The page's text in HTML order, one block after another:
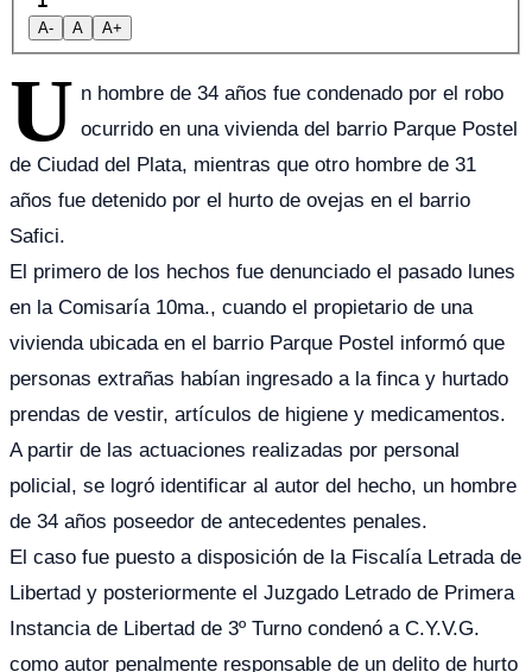
A- A A+
U n hombre de 34 años fue condenado por el robo
ocurrido en una vivienda del barrio Parque Postel
de Ciudad del Plata, mientras que otro hombre de 31
años fue detenido por el hurto de ovejas en el barrio
Safici.
El primero de los hechos fue denunciado el pasado lunes
en la Comisaría 10ma., cuando el propietario de una
vivienda ubicada en el barrio Parque Postel informó que
personas extrañas habían ingresado a la finca y hurtado
prendas de vestir, artículos de higiene y medicamentos.
A partir de las actuaciones realizadas por personal
policial, se logró identificar al autor del hecho, un hombre
de 34 años poseedor de antecedentes penales.
El caso fue puesto a disposición de la Fiscalía Letrada de
Libertad y posteriormente el Juzgado Letrado de Primera
Instancia de Libertad de 3º Turno condenó a C.Y.V.G.
como autor penalmente responsable de un delito de hurto